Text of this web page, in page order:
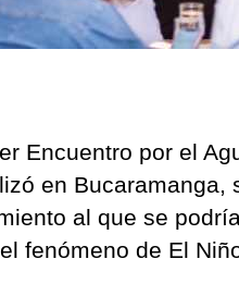
Encuentro por el
en Bucaramanga,
al que se
fenómeno de El